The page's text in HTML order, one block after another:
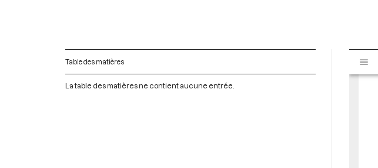
Table des matières
La table des matières ne contient aucune entrée.
s